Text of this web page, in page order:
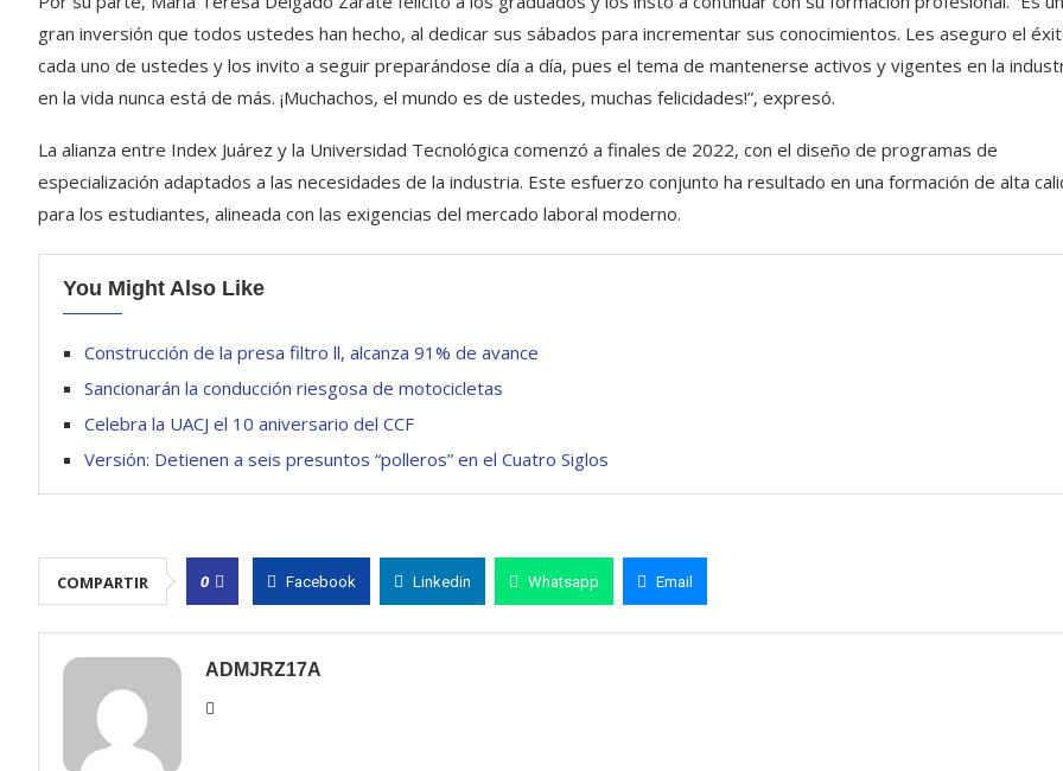
gran inversión que todos ustedes han hecho, al dedicar sus sábados para incrementar sus conocimientos. Les aseguro el
cada uno de ustedes y los invito a seguir preparándose día a día, pues el tema de mantenerse activos y vigentes en la
en la vida nunca está de más. ¡Muchachos, el mundo es de ustedes, muchas felicidades!”, expresó.
La alianza entre Index Juárez y la Universidad Tecnológica comenzó a finales de 2022, con el diseño de programas de
especialización adaptados a las necesidades de la industria. Este esfuerzo conjunto ha resultado en una formación de alta
para los estudiantes, alineada con las exigencias del mercado laboral moderno.
You Might Also Like
Construcción de la presa filtro ll, alcanza 91% de avance
Sancionarán la conducción riesgosa de motocicletas
Celebra la UACJ el 10 aniversario del CCF
Versión: Detienen a seis presuntos “polleros” en el Cuatro Siglos
COMPARTIR 0 Facebook Linkedin Whatsapp Email
ADMJRZ17A